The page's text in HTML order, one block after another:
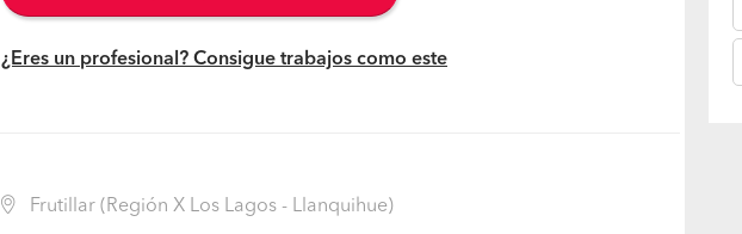
¿Eres un profesional? Consigue trabajos como este
Frutillar (Región X Los Lagos - Llanquihue)